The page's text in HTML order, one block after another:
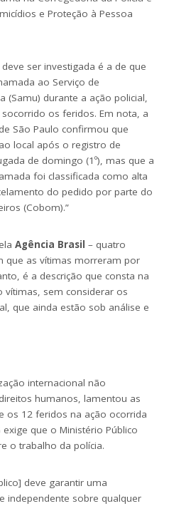
e Proteção à Pessoa
ser investigada é a de que
ao Serviço de
(Samu) durante a ação policial,
os feridos. Em nota, a
São Paulo confirmou que
local após o registro de
de domingo (1º), mas que a
foi classificada como alta
do pedido por parte do
(Cobom).”
Agência Brasil – quatro
que as vítimas morreram por
é a descrição que consta na
vítimas, sem considerar os
que ainda estão sob análise e
internacional não
humanos, lamentou as
os 12 feridos na ação ocorrida
que o Ministério Público
o trabalho da polícia.
deve garantir uma
independente sobre qualquer